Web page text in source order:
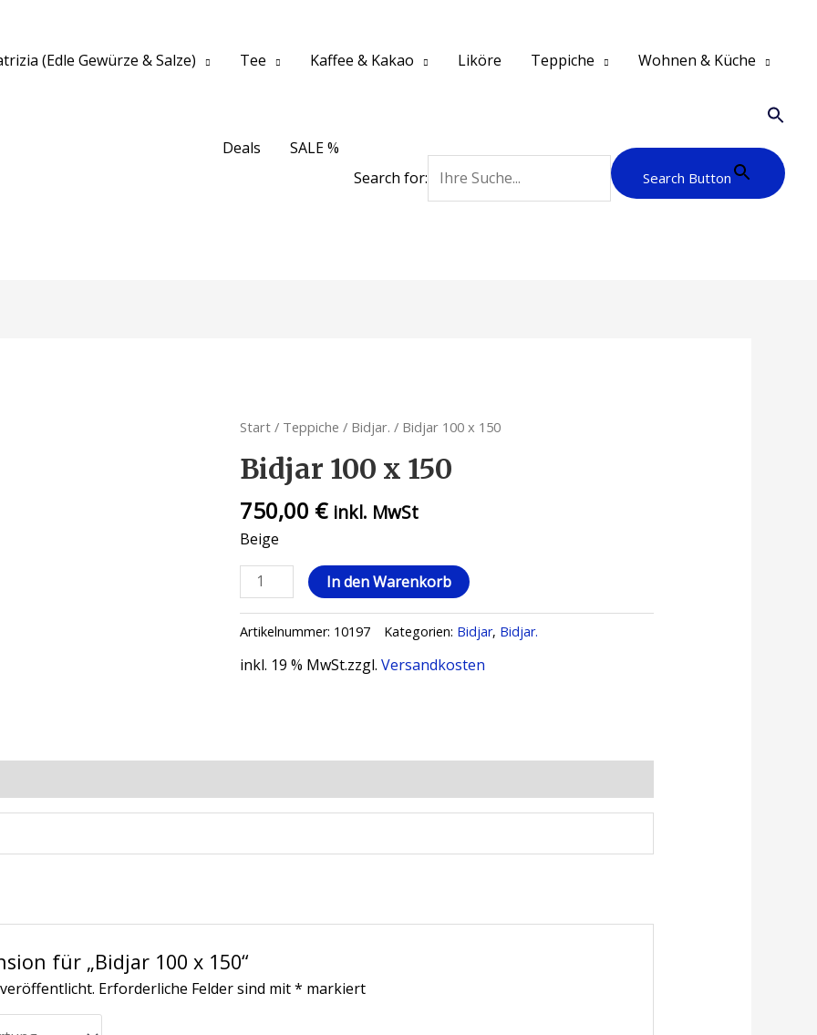
(Edle Gewürze & Salze) Tee Kaffee & Kakao Liköre Teppiche Wohnen & Küche
Deals
SALE %
Search for:
Search Button
Start / Teppiche / Bidjar. / Bidjar 100 x 150
Bidjar 100 x 150
750,00 € inkl. MwSt
Beige
In den Warenkorb
Artikelnummer: 10197 Kategorien: Bidjar, Bidjar.
inkl. 19 % MwSt.zzgl.Versandkosten
für „Bidjar 100 x 150“
Erforderliche Felder sind mit* markiert